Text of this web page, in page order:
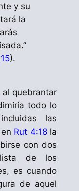
y su
la
).
quebrantar
todo lo
las
Rut 4:18la
con dos
de los
es cuando
de aquel